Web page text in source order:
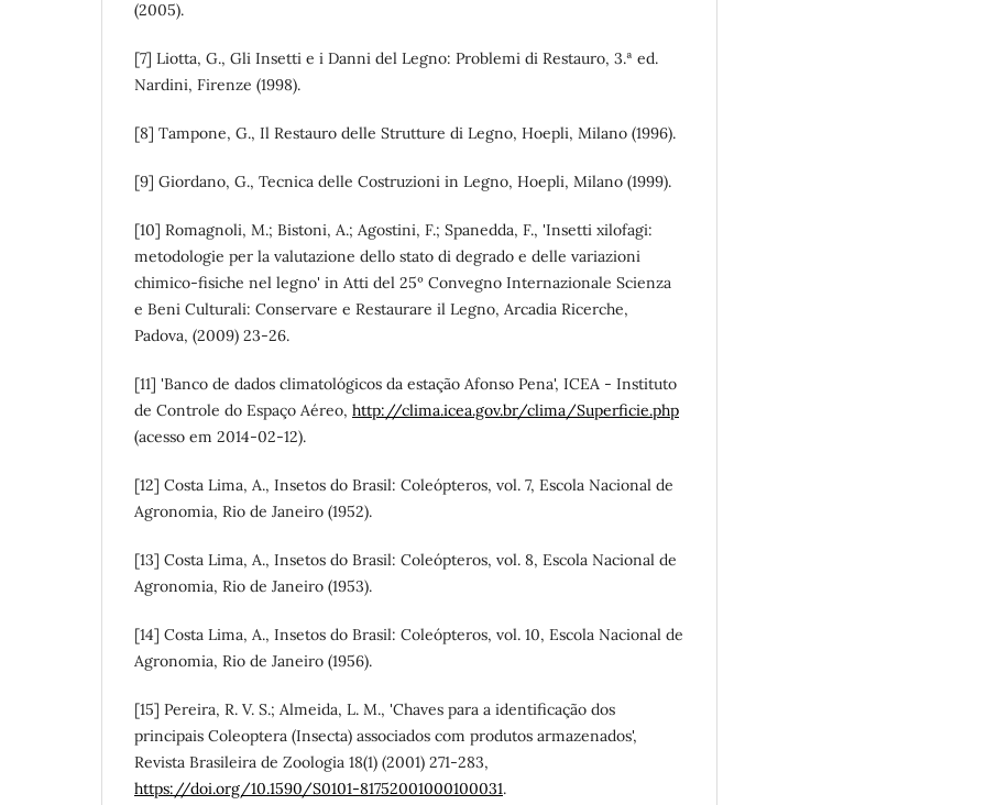
(2005).
[7] Liotta, G., Gli Insetti e i Danni del Legno: Problemi di Restauro, 3.ª ed.
Nardini, Firenze (1998).
[8] Tampone, G., Il Restauro delle Strutture di Legno, Hoepli, Milano (1996).
[9] Giordano, G., Tecnica delle Costruzioni in Legno, Hoepli, Milano (1999).
[10] Romagnoli, M.; Bistoni, A.; Agostini, F.; Spanedda, F., 'Insetti xilofagi:
metodologie per la valutazione dello stato di degrado e delle variazioni
chimico-fisiche nel legno' in Atti del 25º Convegno Internazionale Scienza
e Beni Culturali: Conservare e Restaurare il Legno, Arcadia Ricerche,
Padova, (2009) 23-26.
[11] 'Banco de dados climatológicos da estação Afonso Pena', ICEA - Instituto
de Controle do Espaço Aéreo, http://clima.icea.gov.br/clima/Superficie.php
(acesso em 2014-02-12).
[12] Costa Lima, A., Insetos do Brasil: Coleópteros, vol. 7, Escola Nacional de
Agronomia, Rio de Janeiro (1952).
[13] Costa Lima, A., Insetos do Brasil: Coleópteros, vol. 8, Escola Nacional de
Agronomia, Rio de Janeiro (1953).
[14] Costa Lima, A., Insetos do Brasil: Coleópteros, vol. 10, Escola Nacional de
Agronomia, Rio de Janeiro (1956).
[15] Pereira, R. V. S.; Almeida, L. M., 'Chaves para a identificação dos
principais Coleoptera (Insecta) associados com produtos armazenados',
Revista Brasileira de Zoologia 18(1) (2001) 271-283,
https://doi.org/10.1590/S0101-81752001000100031.